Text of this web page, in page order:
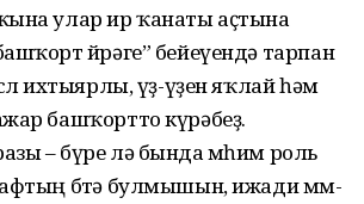
улар ир ҡанаты аҫтына
йөрәге” бейе­үен­дә тарпан
ихтыярлы, үҙ-үҙен яҡлай һәм
башҡортто күрәбеҙ.
– бүре лә бында мөһим роль
бөтә булмышын, ижади мөм­